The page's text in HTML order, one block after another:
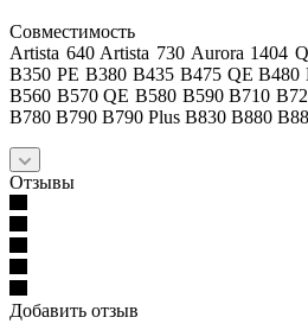
Совместимость
Artista 640 Artista 730 Aurora 1404
B350 PE B380 B435 B475 QE
B560 B570 QE B580 B590 B710
B780 B790 B790 Plus B830 B880
Отзывы
Добавить отзыв